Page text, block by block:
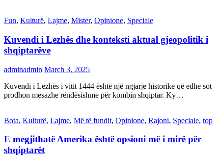
Fun, Kulturë, Lajme, Mister, Opinione, Speciale
Kuvendi i Lezhës dhe konteksti aktual gjeopolitik i
shqiptarëve
adminadmin March 3, 2025
Kuvendi i Lezhës i vitit 1444 është një ngjarje historike që edhe sot
prodhon mesazhe rëndësishme për kombin shqiptar. Ky…
Bota, Kulturë, Lajme, Më të fundit, Opinione, Rajoni, Speciale, top
E megjithatë Amerika është opsioni më i mirë për
shqiptarët